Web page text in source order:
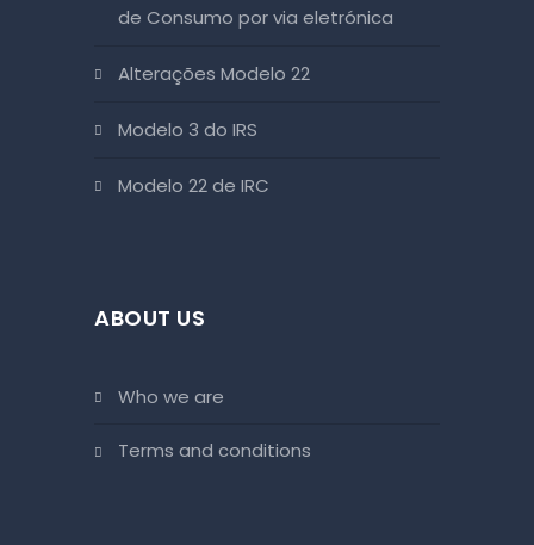
de Consumo por via eletrónica
Alterações Modelo 22
Modelo 3 do IRS
Modelo 22 de IRC
ABOUT US
who we are
terms and conditions